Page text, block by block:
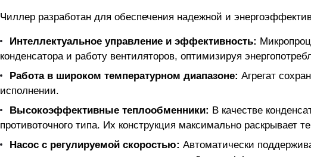
Чиллер разработан для обеспечения надежной и
Интеллектуальное управление и эффективность:
конденсатора и работу вентиляторов, оптимизируя
Работа в широком температурном диапазоне: Агрегат
исполнении.
Высокоэффективные теплообменники: В качестве
противоточного типа. Их конструкция максимально раскрывает
Насос с регулируемой скоростью: Автоматически